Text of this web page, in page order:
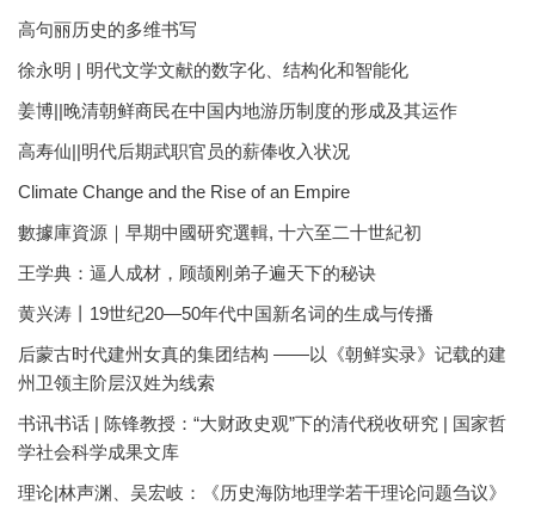
高句丽历史的多维书写
徐永明 | 明代文学文献的数字化、结构化和智能化
姜博||晚清朝鲜商民在中国内地游历制度的形成及其运作
高寿仙||明代后期武职官员的薪俸收入状况
Climate Change and the Rise of an Empire
數據庫資源｜早期中國研究選輯, 十六至二十世紀初
王学典：逼人成材，顾颉刚弟子遍天下的秘诀
黄兴涛丨19世纪20—50年代中国新名词的生成与传播
后蒙古时代建州女真的集团结构 ——以《朝鲜实录》记载的建
州卫领主阶层汉姓为线索
书讯书话 | 陈锋教授：“大财政史观”下的清代税收研究 | 国家哲
学社会科学成果文库
理论|林声渊、吴宏岐：《历史海防地理学若干理论问题刍议》